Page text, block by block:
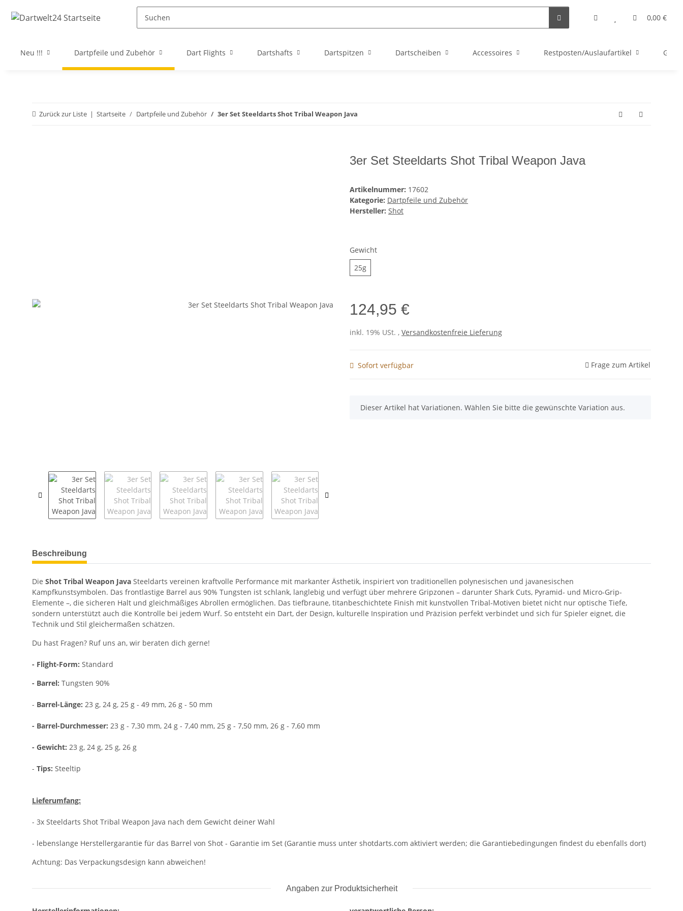
0,00 €
Neu !!! Dartpfeile und Zubehör Dart Flights Dartshafts Dartspitzen Dartscheiben Accessoires Restposten/Auslaufartikel
Zurück zur Liste Startseite Dartpfeile und Zubehör 3er Set Steeldarts Shot Tribal Weapon Java
3er Set Steeldarts Shot Tribal Weapon Java
Artikelnummer: 17602
Kategorie: Dartpfeile und Zubehör
Hersteller: Shot
Gewicht
25g25g
124,95 €
inkl. 19% USt. , Versandkostenfreie Lieferung
Sofort verfügbar Frage zum Artikel
x
Dieser Artikel hat Variationen. Wählen Sie bitte die gewünschte Variation aus.
weitere Registerkarten anzeigen
Beschreibung
Die Shot Tribal Weapon Java Steeldarts vereinen kraftvolle Performance mit markanter Ästhetik, inspiriert von traditionellen polynesischen und javanesischen
Kampfkunstsymbolen. Das frontlastige Barrel aus 90% Tungsten ist schlank, langlebig und verfügt über mehrere Gripzonen – darunter Shark Cuts, Pyramid- und Micro-Grip-
Elemente –, die sicheren Halt und gleichmäßiges Abrollen ermöglichen. Das tiefbraune, titanbeschichtete Finish mit kunstvollen Tribal-Motiven bietet nicht nur optische Tiefe,
sondern unterstützt auch die Kontrolle bei jedem Wurf. So entsteht ein Dart, der Design, kulturelle Inspiration und Präzision perfekt verbindet und sich für Spieler eignet, die
Technik und Stil gleichermaßen schätzen.
Du hast Fragen? Ruf uns an, wir beraten dich gerne!
- Flight-Form: Standard
- Barrel: Tungsten 90%
- Barrel-Länge: 23 g, 24 g, 25 g - 49 mm, 26 g - 50 mm
- Barrel-Durchmesser: 23 g - 7,30 mm, 24 g - 7,40 mm, 25 g - 7,50 mm, 26 g - 7,60 mm
- Gewicht: 23 g, 24 g, 25 g, 26 g
- Tips: Steeltip
Lieferumfang:
- 3x Steeldarts Shot Tribal Weapon Java nach dem Gewicht deiner Wahl
- lebenslange Herstellergarantie für das Barrel von Shot - Garantie im Set (Garantie muss unter shotdarts.com aktiviert werden; die Garantiebedingungen findest du ebenfalls dort)
Achtung: Das Verpackungsdesign kann abweichen!
Angaben zur Produktsicherheit